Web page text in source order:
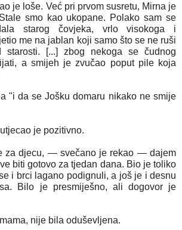
je loše. Već pri prvom susretu, Mirna je
smo kao ukopane. Polako sam se
starog čovjeka, vrlo visokoga i
me na jablan koji samo što se ne ruši
[...] zbog nekoga se čudnog
a smijeh je zvučao poput pile koja
"i da se Jošku domaru nikako ne smije
je pozitivno.
za djecu, — svečano je rekao — dajem
biti gotovo za tjedan dana. Bio je toliko
i brci lagano podignuli, a još je i desnu
Bilo je presmiješno, ali dogovor je
nije bila oduševljena.